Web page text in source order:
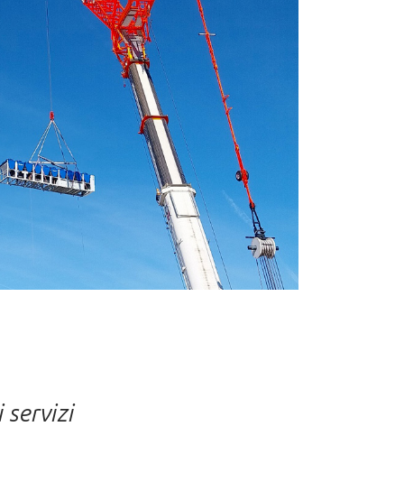
servizi